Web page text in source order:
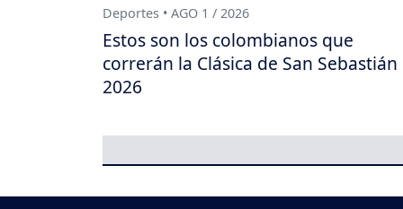
Deportes • AGO 1 / 2026
Estos son los colombianos que
correrán la Clásica de San Sebastián
2026